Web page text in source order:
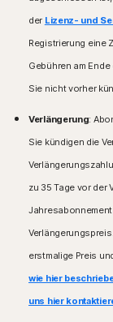
der Lizenz- und
Registrierung eine
Gebühren am
Sie nicht vorher
Verlängerung:
Sie kündigen die
zu 35 Tage vor der
Verlängerungspreis.
erstmalige Preis
wie hier
uns hier